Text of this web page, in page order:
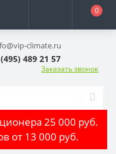
0
climate.ru
489 21 57
Заказать звонок
25 000 руб.
от 13 000 руб.